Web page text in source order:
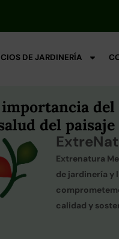
DE JARDINERÍA
del
del paisaje
Extrenatura
de jardinería y
calidad y